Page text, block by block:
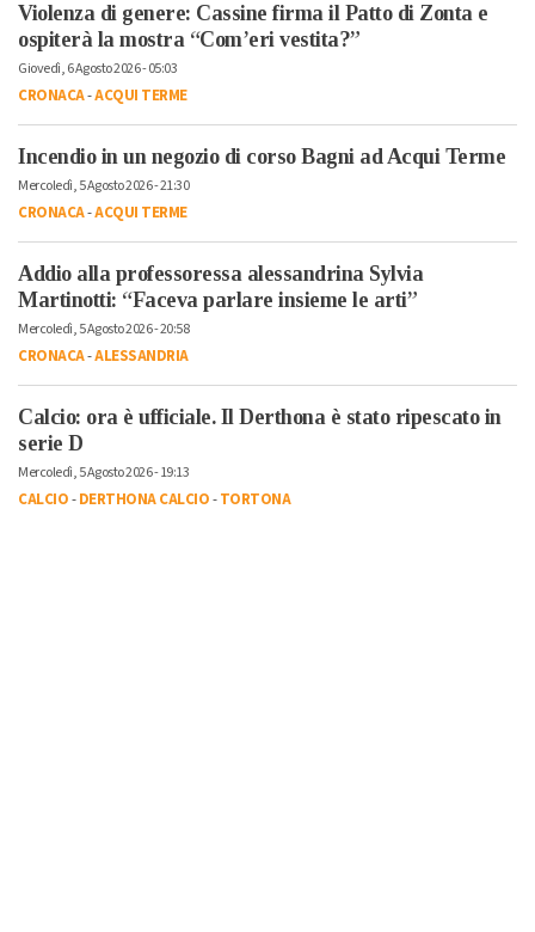
Violenza di genere: Cassine firma il Patto di Zonta e
ospiterà la mostra “Com’eri vestita?”
Giovedì, 6 Agosto 2026 - 05:03
CRONACA-ACQUI TERME
Incendio in un negozio di corso Bagni ad Acqui Terme
Mercoledì, 5 Agosto 2026 - 21:30
CRONACA-ACQUI TERME
Addio alla professoressa alessandrina Sylvia
Martinotti: “Faceva parlare insieme le arti”
Mercoledì, 5 Agosto 2026 - 20:58
CRONACA-ALESSANDRIA
Calcio: ora è ufficiale. Il Derthona è stato ripescato in
serie D
Mercoledì, 5 Agosto 2026 - 19:13
CALCIO-DERTHONA CALCIO-TORTONA